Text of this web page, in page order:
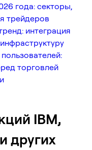
года: секторы,
трейдеров
интеграция
торговлей
IBM,
других